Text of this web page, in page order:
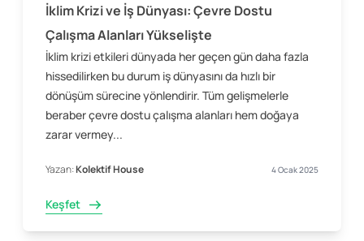
İklim Krizi ve İş Dünyası: Çevre Dostu
Çalışma Alanları Yükselişte
İklim krizi etkileri dünyada her geçen gün daha fazla
hissedilirken bu durum iş dünyasını da hızlı bir
dönüşüm sürecine yönlendirir. Tüm gelişmelerle
beraber çevre dostu çalışma alanları hem doğaya
zarar vermey...
Yazan:Kolektif House 4 Ocak 2025
Keşfet